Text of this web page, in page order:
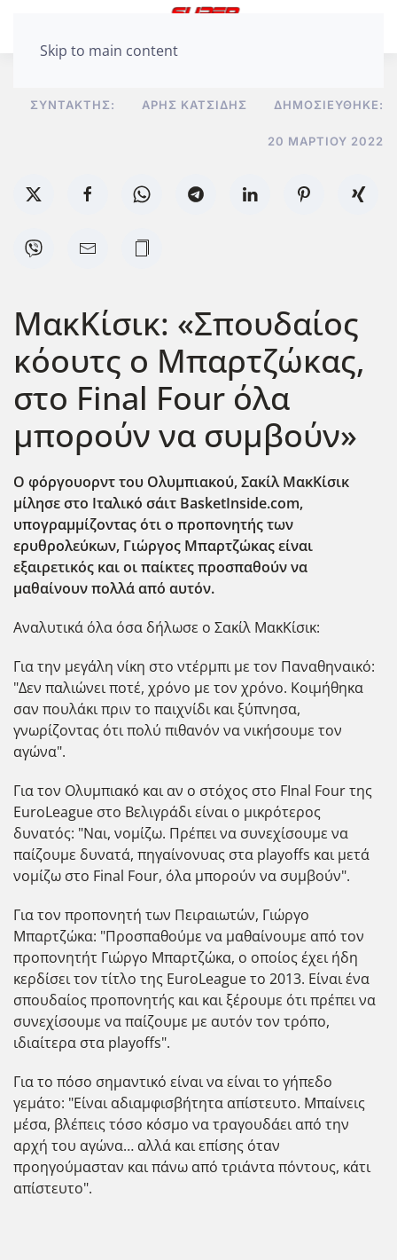
Skip to main content
ΣΥΝΤΆΚΤΗΣ: ΆΡΗΣ ΚΑΤΣΊΔΗΣ ΔΗΜΟΣΙΕΎΘΗΚΕ:
20 ΜΑΡΤΊΟΥ 2022
ΜακΚίσικ: «Σπουδαίος
κόουτς ο Μπαρτζώκας,
στο Final Four όλα
μπορούν να συμβούν»
Ο φόργουορντ του Ολυμπιακού, Σακίλ ΜακΚίσικ
μίλησε στο Ιταλικό σάιτ BasketInside.com,
υπογραμμίζοντας ότι ο προπονητής των
ερυθρολεύκων, Γιώργος Μπαρτζώκας είναι
εξαιρετικός και οι παίκτες προσπαθούν να
μαθαίνουν πολλά από αυτόν.
Αναλυτικά όλα όσα δήλωσε ο Σακίλ ΜακΚίσικ:
Για την μεγάλη νίκη στο ντέρμπι με τον Παναθηναικό:
"Δεν παλιώνει ποτέ, χρόνο με τον χρόνο. Κοιμήθηκα
σαν πουλάκι πριν το παιχνίδι και ξύπνησα,
γνωρίζοντας ότι πολύ πιθανόν να νικήσουμε τον
αγώνα".
Για τον Ολυμπιακό και αν ο στόχος στο FInal Four της
EuroLeague στο Βελιγράδι είναι ο μικρότερος
δυνατός: "Ναι, νομίζω. Πρέπει να συνεχίσουμε να
παίζουμε δυνατά, πηγαίνονυας στα playoffs και μετά
νομίζω στο Final Four, όλα μπορούν να συμβούν".
Για τον προπονητή των Πειραιωτών, Γιώργο
Μπαρτζώκα: "Προσπαθούμε να μαθαίνουμε από τον
προπονητήτ Γιώργο Μπαρτζώκα, ο οποίος έχει ήδη
κερδίσει τον τίτλο της EuroLeague το 2013. Είναι ένα
σπουδαίος προπονητής και και ξέρουμε ότι πρέπει να
συνεχίσουμε να παίζουμε με αυτόν τον τρόπο,
ιδιαίτερα στα playoffs".
Για το πόσο σημαντικό είναι να είναι το γήπεδο
γεμάτο: "Είναι αδιαμφισβήτητα απίστευτο. Μπαίνεις
μέσα, βλέπεις τόσο κόσμο να τραγουδάει από την
αρχή του αγώνα… αλλά και επίσης όταν
προηγούμασταν και πάνω από τριάντα πόντους, κάτι
απίστευτο".